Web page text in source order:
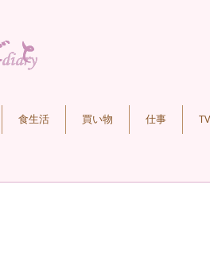
食生活 買い物 仕事 TV